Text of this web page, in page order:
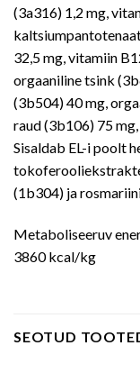
(3a316) 1,2 mg,
32,5 mg, vitamiin
orgaaniline tsink
(3b504) 40 mg,
raud (3b106) 75
Sisaldab EL-i poolt
(1b304) ja
Metaboliseeruv
3860 kcal/kg
SEOTUD